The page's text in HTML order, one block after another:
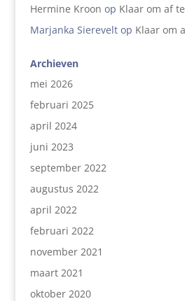
Hermine Kroon op Klaar om af
Marjanka Siereveltop Klaar om
Archieven
mei 2026
februari 2025
april 2024
juni 2023
september 2022
augustus 2022
april 2022
februari 2022
november 2021
maart 2021
oktober 2020